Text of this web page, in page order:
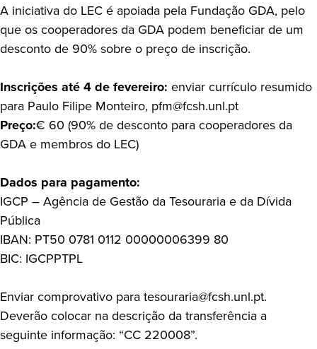
A iniciativa do LEC é apoiada pela Fundação GDA, pelo
que os cooperadores da GDA podem beneficiar de um
desconto de 90% sobre o preço de inscrição.
Inscrições até 4 de fevereiro: enviar currículo resumido
para Paulo Filipe Monteiro, pfm@fcsh.unl.pt
Preço:€ 60 (90% de desconto para cooperadores da
GDA e membros do LEC)
Dados para pagamento:
IGCP – Agência de Gestão da Tesouraria e da Dívida
Pública
IBAN: PT50 0781 0112 00000006399 80
BIC: IGCPPTPL
Enviar comprovativo para tesouraria@fcsh.unl.pt.
Deverão colocar na descrição da transferência a
seguinte informação: “CC 220008”.